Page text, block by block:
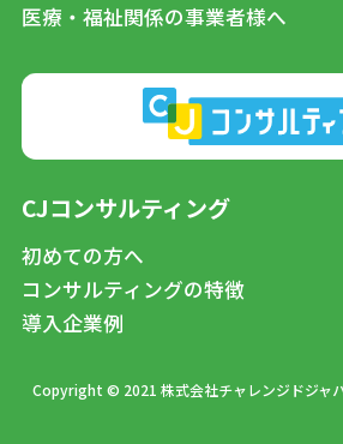
医療・福祉関係の事業者様へ
CJコンサルティング
初めての方へ
コンサルティングの特徴
導入企業例
Copyright © 2021 株式会社チャレンジドジャ